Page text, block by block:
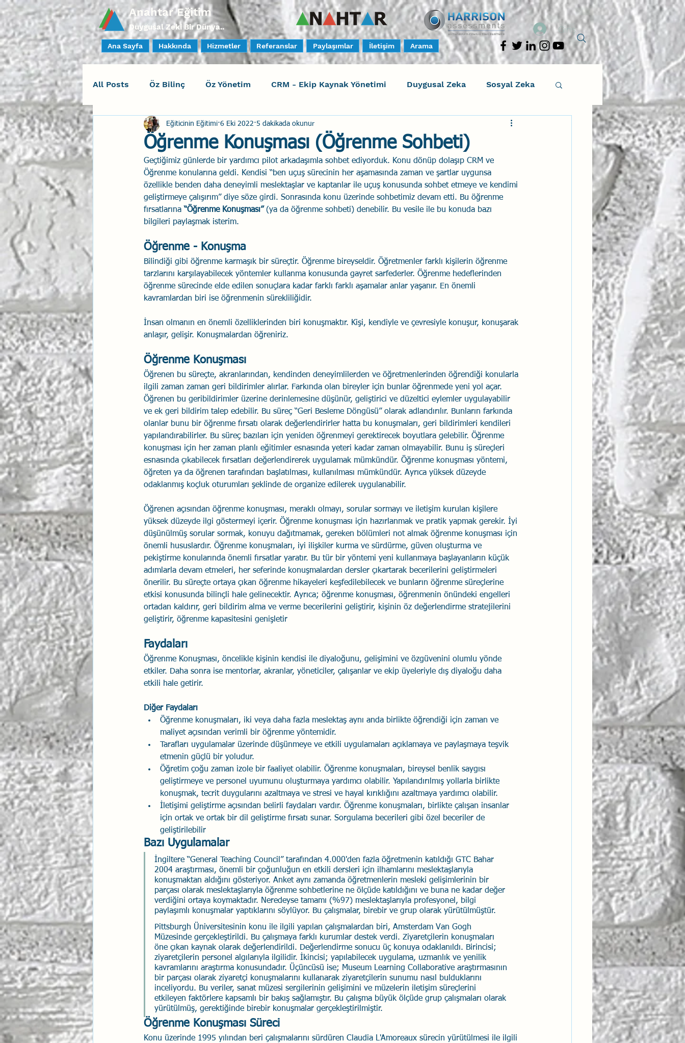
Anahtar Eğitim
Duygusal Zeki Bir Dünya..
Ana Sayfa Hakkında Hizmetler Referanslar Paylaşımlar İletişim Arama
Giriş
All Posts Öz Bilinç Öz Yönetim CRM - Ekip Kaynak Yönetimi Duygusal Zeka Sosyal Zeka
Sosyal Bilinç İlişki Yönetimi Harrison Assessments
Yaratıcı Drama İnsan Faktörleri - Human Factors Güvenli Davranış Yaratıcı Drama
Duygusal Zeka Koçluğu Uçak Kazaları Sosyal Zekâ Eğiticinin Eğitimi Liderlik
İlişki Yönetimi Sun Tzu Savaş Sanatı
Psikolojik Güvenlik Havacılık Eğitimler Duygusal Zekâ Stres Liderlik
Öğrenme Konuşması (Öğrenme Sohbeti)
Eğiticinin Eğitimi 6 Eki 2022 5 dakikada okunur
Geçtiğimiz günlerde bir yardımcı pilot arkadaşımla sohbet ediyorduk. Konu dönüp dolaşıp CRM ve
Öğrenme konularına geldi. Kendisi “ben uçuş sürecinin her aşamasında zaman ve şartlar uygunsa
özellikle benden daha deneyimli meslektaşlar ve kaptanlar ile uçuş konusunda sohbet etmeye ve kendimi
geliştirmeye çalışırım” diye söze girdi. Sonrasında konu üzerinde sohbetimiz devam etti. Bu öğrenme
fırsatlarına “Öğrenme Konuşması” (ya da öğrenme sohbeti) denebilir. Bu vesile ile bu konuda bazı
bilgileri paylaşmak isterim.
Öğrenme - Konuşma
Bilindiği gibi öğrenme karmaşık bir süreçtir. Öğrenme bireyseldir. Öğretmenler farklı kişilerin öğrenme
tarzlarını karşılayabilecek yöntemler kullanma konusunda gayret sarfederler. Öğrenme hedeflerinden
öğrenme sürecinde elde edilen sonuçlara kadar farklı farklı aşamalar anlar yaşanır. En önemli
kavramlardan biri ise öğrenmenin sürekliliğidir.
İnsan olmanın en önemli özelliklerinden biri konuşmaktır. Kişi, kendiyle ve çevresiyle konuşur, konuşarak
anlaşır, gelişir. Konuşmalardan öğreniriz.
Öğrenme Konuşması
Öğrenen bu süreçte, akranlarından, kendinden deneyimlilerden ve öğretmenlerinden öğrendiği konularla
ilgili zaman zaman geri bildirimler alırlar. Farkında olan bireyler için bunlar öğrenmede yeni yol açar.
Öğrenen bu geribildirimler üzerine derinlemesine düşünür, geliştirici ve düzeltici eylemler uygulayabilir
ve ek geri bildirim talep edebilir. Bu süreç “Geri Besleme Döngüsü” olarak adlandırılır. Bunların farkında
olanlar bunu bir öğrenme fırsatı olarak değerlendirirler hatta bu konuşmaları, geri bildirimleri kendileri
yapılandırabilirler. Bu süreç bazıları için yeniden öğrenmeyi gerektirecek boyutlara gelebilir. Öğrenme
konuşması için her zaman planlı eğitimler esnasında yeteri kadar zaman olmayabilir. Bunu iş süreçleri
esnasında çıkabilecek fırsatları değerlendirerek uygulamak mümkündür. Öğrenme konuşması yöntemi,
öğreten ya da öğrenen tarafından başlatılması, kullanılması mümkündür. Ayrıca yüksek düzeyde
odaklanmış koçluk oturumları şeklinde de organize edilerek uygulanabilir.
Öğrenen açısından öğrenme konuşması, meraklı olmayı, sorular sormayı ve iletişim kurulan kişilere
yüksek düzeyde ilgi göstermeyi içerir. Öğrenme konuşması için hazırlanmak ve pratik yapmak gerekir. İyi
düşünülmüş sorular sormak, konuyu dağıtmamak, gereken bölümleri not almak öğrenme konuşması için
önemli hususlardır. Öğrenme konuşmaları, iyi ilişkiler kurma ve sürdürme, güven oluşturma ve
pekiştirme konularında önemli fırsatlar yaratır. Bu tür bir yöntemi yeni kullanmaya başlayanların küçük
adımlarla devam etmeleri, her seferinde konuşmalardan dersler çıkartarak becerilerini geliştirmeleri
önerilir. Bu süreçte ortaya çıkan öğrenme hikayeleri keşfedilebilecek ve bunların öğrenme süreçlerine
etkisi konusunda bilinçli hale gelinecektir. Ayrıca; öğrenme konuşması, öğrenmenin önündeki engelleri
ortadan kaldırır, geri bildirim alma ve verme becerilerini geliştirir, kişinin öz değerlendirme stratejilerini
geliştirir, öğrenme kapasitesini genişletir
Faydaları
Öğrenme Konuşması, öncelikle kişinin kendisi ile diyaloğunu, gelişimini ve özgüvenini olumlu yönde
etkiler. Daha sonra ise mentorlar, akranlar, yöneticiler, çalışanlar ve ekip üyeleriyle dış diyaloğu daha
etkili hale getirir.
Diğer Faydaları
Öğrenme konuşmaları, iki veya daha fazla meslektaş aynı anda birlikte öğrendiği için zaman ve
maliyet açısından verimli bir öğrenme yöntemidir.
Tarafları uygulamalar üzerinde düşünmeye ve etkili uygulamaları açıklamaya ve paylaşmaya teşvik
etmenin güçlü bir yoludur.
Öğretim çoğu zaman izole bir faaliyet olabilir. Öğrenme konuşmaları, bireysel benlik saygısı
geliştirmeye ve personel uyumunu oluşturmaya yardımcı olabilir. Yapılandırılmış yollarla birlikte
konuşmak, tecrit duygularını azaltmaya ve stresi ve hayal kırıklığını azaltmaya yardımcı olabilir.
İletişimi geliştirme açısından belirli faydaları vardır. Öğrenme konuşmaları, birlikte çalışan insanlar
için ortak ve ortak bir dil geliştirme fırsatı sunar. Sorgulama becerileri gibi özel beceriler de
geliştirilebilir
Bazı Uygulamalar
İngiltere “General Teaching Council” tarafından 4.000'den fazla öğretmenin katıldığı GTC Bahar
2004 araştırması, önemli bir çoğunluğun en etkili dersleri için ilhamlarını meslektaşlarıyla
konuşmaktan aldığını gösteriyor. Anket aynı zamanda öğretmenlerin mesleki gelişimlerinin bir
parçası olarak meslektaşlarıyla öğrenme sohbetlerine ne ölçüde katıldığını ve buna ne kadar değer
verdiğini ortaya koymaktadır. Neredeyse tamamı (%97) meslektaşlarıyla profesyonel, bilgi
paylaşımlı konuşmalar yaptıklarını söylüyor. Bu çalışmalar, birebir ve grup olarak yürütülmüştür.
Pittsburgh Üniversitesinin konu ile ilgili yapılan çalışmalardan biri, Amsterdam Van Gogh
Müzesinde gerçekleştirildi. Bu çalışmaya farklı kurumlar destek verdi. Ziyaretçilerin konuşmaları
öne çıkan kaynak olarak değerlendirildi. Değerlendirme sonucu üç konuya odaklanıldı. Birincisi;
ziyaretçilerin personel algılarıyla ilgilidir. İkincisi; yapılabilecek uygulama, uzmanlık ve yenilik
kavramlarını araştırma konusundadır. Üçüncüsü ise; Museum Learning Collaborative araştırmasının
bir parçası olarak ziyaretçi konuşmalarını kullanarak ziyaretçilerin sunumu nasıl bulduklarını
inceliyordu. Bu veriler, sanat müzesi sergilerinin gelişimini ve müzelerin iletişim süreçlerini
etkileyen faktörlere kapsamlı bir bakış sağlamıştır. Bu çalışma büyük ölçüde grup çalışmaları olarak
yürütülmüş, gerektiğinde birebir konuşmalar gerçekleştirilmiştir.
Öğrenme Konuşması Süreci
Konu üzerinde 1995 yılından beri çalışmalarını sürdüren Claudia L'Amoreaux sürecin yürütülmesi ile ilgili